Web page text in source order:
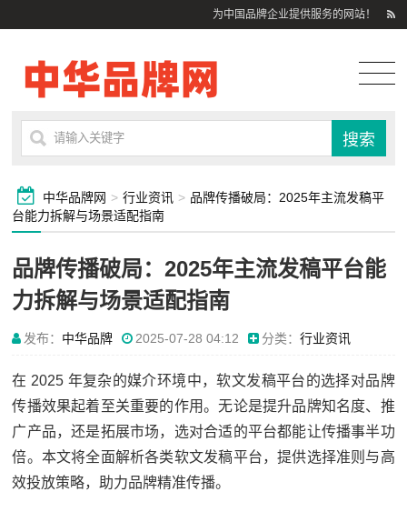
为中国品牌企业提供服务的网站！
中华品牌网 > 行业资讯 > 品牌传播破局：2025年主流发稿平
台能力拆解与场景适配指南
品牌传播破局：2025年主流发稿平台能
力拆解与场景适配指南
发布： 中华品牌 2025-07-28 04:12 分类：行业资讯
在 2025 年复杂的媒介环境中，软文发稿平台的选择对品牌
传播效果起着至关重要的作用。无论是提升品牌知名度、推
广产品，还是拓展市场，选对合适的平台都能让传播事半功
倍。本文将全面解析各类软文发稿平台，提供选择准则与高
效投放策略，助力品牌精准传播。